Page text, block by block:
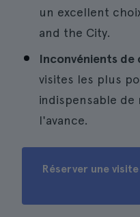
un excellent
and the City.
Inconvénients
visites les plus
indispensable
l'avance.
Réserver une